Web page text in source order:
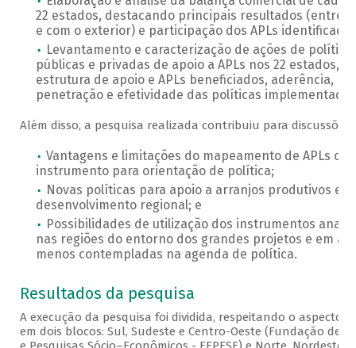
22 estados, destacando principais resultados (entre
e com o exterior) e participação dos APLs
Levantamento e caracterização de ações de
públicas e privadas de apoio a APLs nos 22 estados,
estrutura de apoio e APLs beneficiados, aderência,
penetração e efetividade das políticas
Além disso, a pesquisa realizada contribuiu para discussões
Vantagens e limitações do mapeamento de APLs
instrumento para orientação de política;
Novas políticas para apoio a arranjos produtivos e
desenvolvimento regional; e
Possibilidades de utilização dos instrumentos
nas regiões do entorno dos grandes projetos e em
menos contempladas na agenda de política.
Resultados da pesquisa
A execução da pesquisa foi dividida, respeitando o aspecto
em dois blocos: Sul, Sudeste e Centro-Oeste (Fundação de